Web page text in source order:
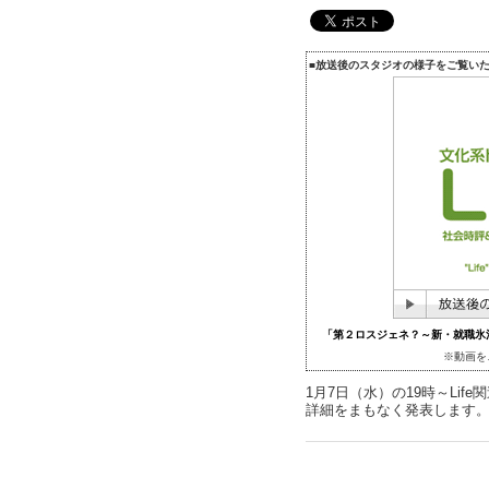
■放送後のスタジオの様子をご覧い
「第２ロスジェネ？～新・就職
※動画を
1月7日（水）の19時～Life
詳細をまもなく発表します。